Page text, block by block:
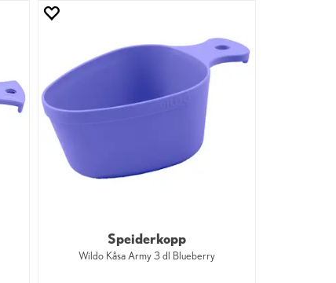
Speiderkopp
Wildo Kåsa Army 3 dl Blueberry